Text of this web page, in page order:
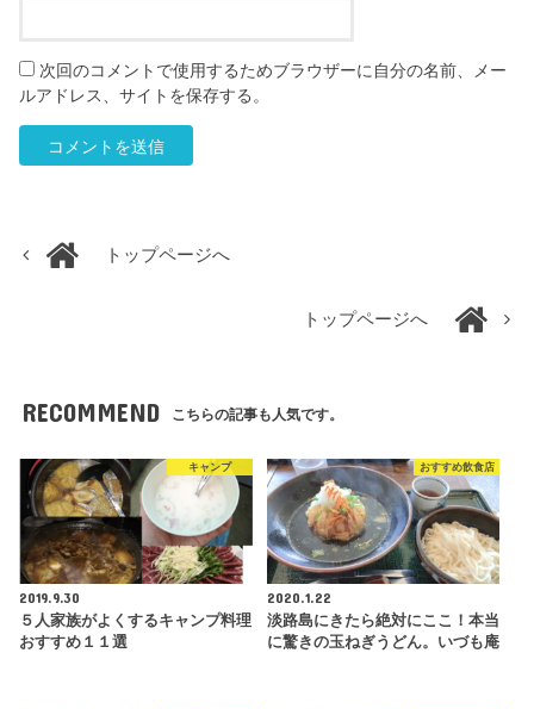
次回のコメントで使用するためブラウザーに自分の名前、メー
ルアドレス、サイトを保存する。
トップページへ
トップページへ
RECOMMEND こちらの記事も人気です。
キャンプ
2019.9.30
５人家族がよくするキャンプ料理
おすすめ１１選
おすすめ飲食店
2020.1.22
淡路島にきたら絶対にここ！本当
に驚きの玉ねぎうどん。いづも庵